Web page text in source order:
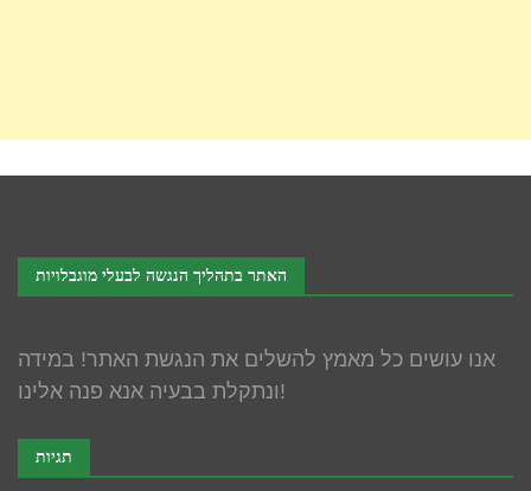
האתר בתהליך הנגשה לבעלי מוגבלויות
אנו עושים כל מאמץ להשלים את הנגשת האתר! במידה
ונתקלת בבעיה אנא פנה אלינו!
תגיות